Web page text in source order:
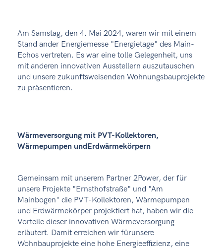
Am Samstag, den 4. Mai 2024, waren wir mit einem
Stand ander Energiemesse "Energietage" des Main-
Echos vertreten. Es war eine tolle Gelegenheit, uns
mit anderen innovativen Ausstellern auszutauschen
und unsere zukunftsweisenden Wohnungsbauprojekte
zu präsentieren.
Wärmeversorgung mit PVT-Kollektoren,
Wärmepumpen undErdwärmekörpern
Gemeinsam mit unserem Partner 2Power, der für
unsere Projekte "Ernsthofstraße" und "Am
Mainbogen" die PVT-Kollektoren, Wärmepumpen
und Erdwärmekörper projektiert hat, haben wir die
Vorteile dieser innovativen Wärmeversorgung
erläutert. Damit erreichen wir fürunsere
Wohnbauprojekte eine hohe Energieeffizienz, eine